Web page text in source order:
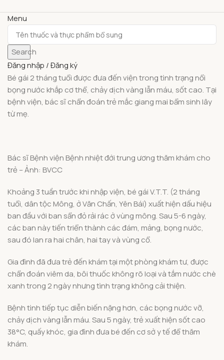
Menu
Search
Đăng nhập / Đăng ký
Bé gái 2 tháng tuổi được đưa đến viện trong tình trạng nổi
bọng nước khắp cơ thể, chảy dịch vàng lẫn máu, sốt cao. Tại
bệnh viện, bác sĩ chẩn đoán trẻ mắc giang mai bẩm sinh lây
từ mẹ.
Bác sĩ Bệnh viện Bệnh nhiệt đới trung ương thăm khám cho
trẻ – Ảnh: BVCC
Khoảng 3 tuần trước khi nhập viện, bé gái V.T.T. (2 tháng
tuổi, dân tộc Mông, ở Văn Chấn, Yên Bái) xuất hiện dấu hiệu
ban đầu với ban sẩn đỏ rải rác ở vùng mông. Sau 5-6 ngày,
các ban này tiến triển thành các đám, mảng, bọng nước,
sau đó lan ra hai chân, hai tay và vùng cổ.
Gia đình đã đưa trẻ đến khám tại một phòng khám tư, được
chẩn đoán viêm da, bôi thuốc không rõ loại và tắm nước chè
xanh trong 2 ngày nhưng tình trạng không cải thiện.
Bệnh tình tiếp tục diễn biến nặng hơn, các bọng nước vỡ,
chảy dịch vàng lẫn máu. Sau 5 ngày, trẻ xuất hiện sốt cao
38°C, quấy khóc, gia đình đưa bé đến cơ sở y tế để thăm
khám.